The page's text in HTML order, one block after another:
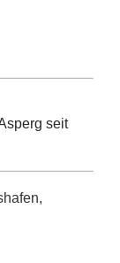
seit